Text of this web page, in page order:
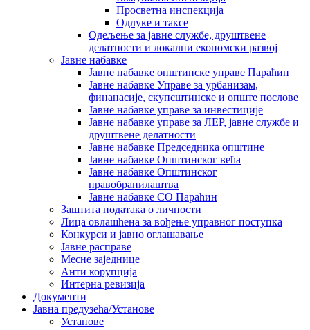
Просветна инспекција
Одлуке и таксе
Одељење за јавне службе, друштвене
делатности и локални економски развој
Јавне набавке
Јавне набавке општинске управе Параћин
Јавне набавке Управе за урбанизам,
финанасије, скупсштинске и опште послове
Јавне набавке управе за инвестиције
Јавне набавке управе за ЛЕР, јавне службе и
друштвене делатности
Јавне набавке Председника општине
Јавне набавке Општинског већа
Јавне набавке Општинског
правобранилаштва
Јавне набавке СО Параћин
Заштита података о личности
Лица овлашћена за вођење управног поступка
Конкурси и јавно оглашавање
Јавне расправе
Месне заједнице
Анти корупција
Интерна ревизија
Документи
Јавна предузећа/Установе
Установе